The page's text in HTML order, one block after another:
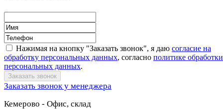
Нажимая на кнопку "Заказать звонок", я даю согласие на
обработку персональных данных, согласно политике обработки
персональных данных.
Заказать звонок у менеджера
Кемерово - Офис, склад